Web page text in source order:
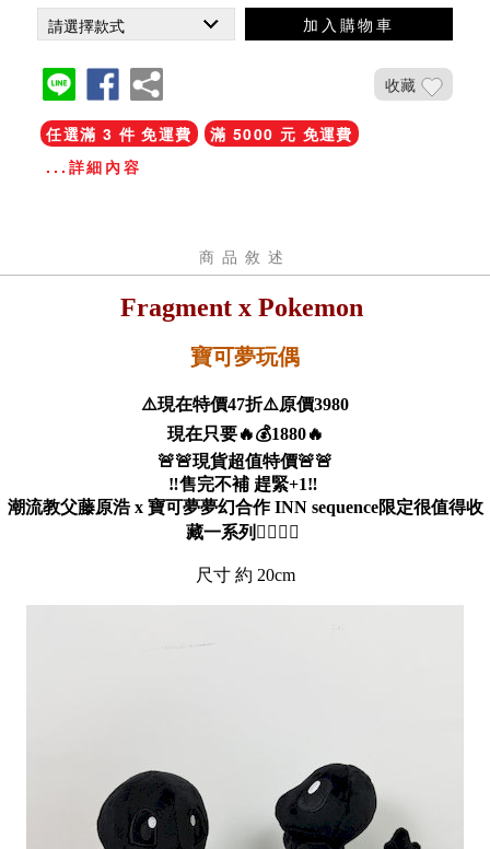
加入購物車
收藏
任選滿 3 件 免運費
滿 5000 元 免運費
...詳細內容
商品敘述